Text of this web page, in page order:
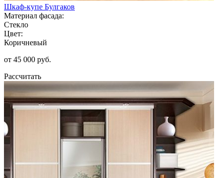
Шкаф-купе Булгаков
Материал фасада:
Стекло
Цвет:
Коричневый
от 45 000 руб.
Рассчитать